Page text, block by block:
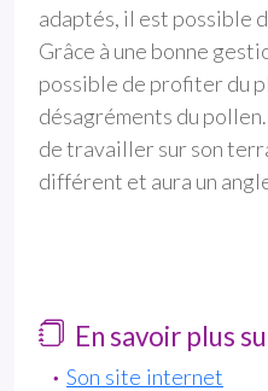
adaptés, il est possible
Grâce à une bonne
possible de profiter du
désagréments du
de travailler sur son
différent et aura un
En savoir plus
Son site internet